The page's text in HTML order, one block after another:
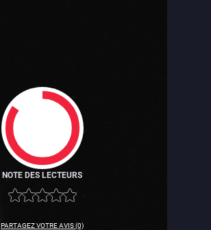
8.5
NOTE DES LECTEURS
PARTAGEZ VOTRE AVIS (0)